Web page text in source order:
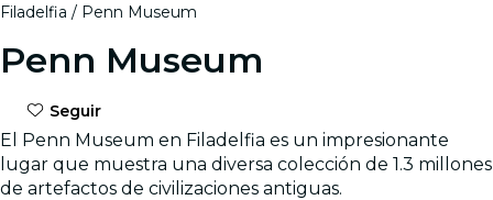
Filadelfia Penn Museum
Penn Museum
Seguir
El Penn Museum en Filadelfia es un impresionante
lugar que muestra una diversa colección de 1.3 millones
de artefactos de civilizaciones antiguas.